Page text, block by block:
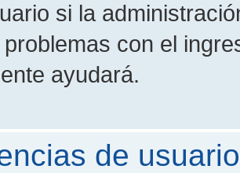
si la
con el
ayudará.
de